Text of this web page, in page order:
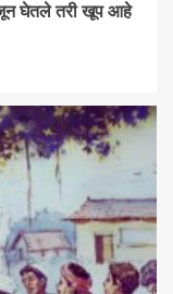
घेतले तरी खूप आहे